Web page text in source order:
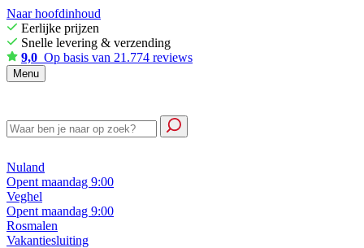
Naar hoofdinhoud
Eerlijke prijzen
Snelle levering & verzending
9,0 Op basis van 21.774 reviews
Menu
Nuland
Opent maandag 9:00
Veghel
Opent maandag 9:00
Rosmalen
Vakantiesluiting